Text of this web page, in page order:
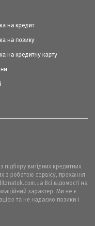
на кредит
на позику
на кредитну карту
підбору вигідних кредитних
з роботою сервісу, прохання
Всі відомості на
характер. Ми не є
та не надаємо позики і